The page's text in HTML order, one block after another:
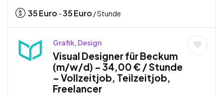
35Euro -35Euro / Stunde
Grafik, Design
Visual Designer für Beckum
(m/w/d) – 34,00 € / Stunde
– Vollzeitjob, Teilzeitjob,
Freelancer